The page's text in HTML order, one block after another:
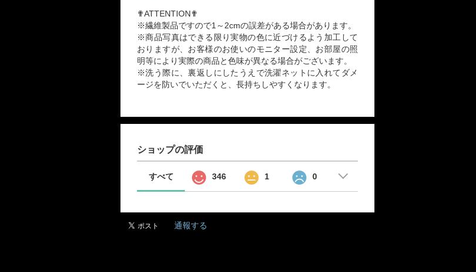
✟ATTENTION✟
※繊維製品ですので1～2cmの誤差がある場合があります。
※商品写真はできる限り実物の色に近づけるよう加工して
おりますが、お客様のお使いのモニター設定、お部屋の照
明等により実際の商品と色味が異なる場合がございます。
※洗う際に、裏返しにしたうえで洗濯ネットに入れてダメ
ージを防いでいただくと、長持ちしやすくなります。
ショップの評価
すべて 346 1 0
通報する